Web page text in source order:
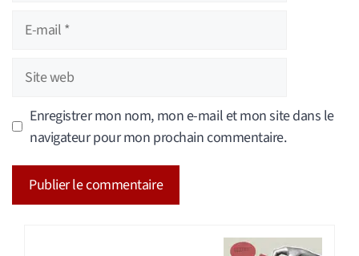
Site
web
Enregistrer mon nom, mon e-mail et mon site dans le
navigateur pour mon prochain commentaire.